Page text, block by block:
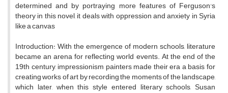
determined and by portraying more features of Ferguson's
theory in this novel, it deals with oppression and anxiety in Syria
like a canvas
Introduction: With the emergence of modern schools, literature
became an arena for reflecting world events. At the end of the
19th century, impressionism painters made their era a basis for
creating works of art by recording the moments of the landscape,
which later, when this style entered literary schools, Susan